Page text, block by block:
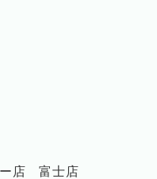
ー店 富士店